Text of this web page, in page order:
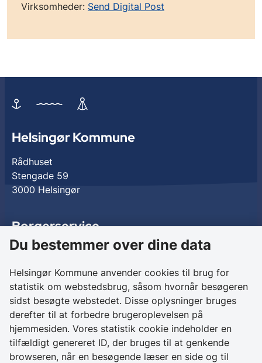
Virksomheder: Send Digital Post
Helsingør Kommune
Rådhuset
Stengade 59
3000 Helsingør
Borgerservice
Birkedalsvej 27
Kontakt os
+ 45 49 28 28 28
CVR 64 50 20 18
Du bestemmer over dine data
Helsingør Kommune anvender cookies til brug for
statistik om webstedsbrug, såsom hvornår besøgeren
sidst besøgte webstedet. Disse oplysninger bruges
derefter til at forbedre brugeroplevelsen på
hjemmesiden. Vores statistik cookie indeholder en
tilfældigt genereret ID, der bruges til at genkende
browseren, når en besøgende læser en side og til